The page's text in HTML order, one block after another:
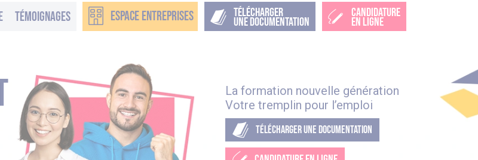
Témoignages ESPACEENTREPRISES TÉLÉCHARGER
UNE DOCUMENTATION
CANDIDATURE
EN LIGNE
La formation nouvelle génération
Votre tremplin pour l’emploi
TÉLÉCHARGER UNE DOCUMENTATION